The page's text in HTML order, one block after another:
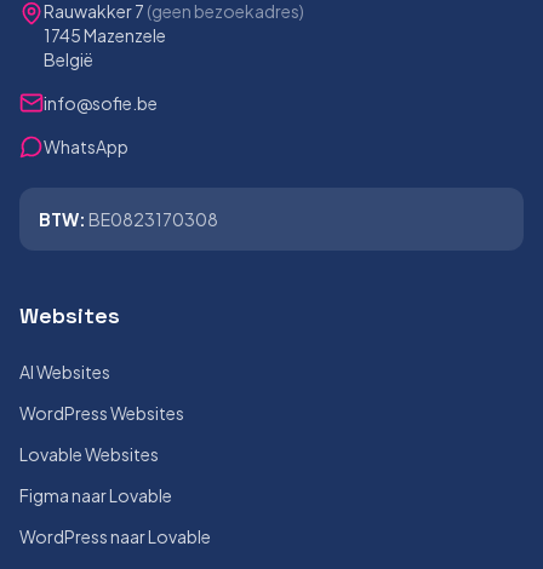
Rauwakker 7 (geen bezoekadres)
1745 Mazenzele
België
info@sofie.be
WhatsApp
BTW: BE0823170308
Websites
AI Websites
WordPress Websites
Lovable Websites
Figma naar Lovable
WordPress naar Lovable